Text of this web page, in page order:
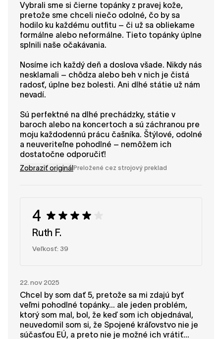
Vybrali sme si čierne topánky z pravej kože,
pretože sme chceli niečo odolné, čo by sa
hodilo ku každému outfitu – či už sa obliekame
formálne alebo neformálne. Tieto topánky úplne
splnili naše očakávania.
Nosíme ich každý deň a doslova všade. Nikdy nás
nesklamali – chôdza alebo beh v nich je čistá
radosť, úplne bez bolesti. Ani dlhé státie už nám
nevadí.
Sú perfektné na dlhé prechádzky, státie v
baroch alebo na koncertoch a sú záchranou pre
moju každodennú prácu čašníka. Štýlové, odolné
a neuveriteľne pohodlné – nemôžem ich
dostatočne odporučiť!
Zobraziť originál Preložené cez strojový preklad
4
Ruth F.
Veľkosť: 39
22. nov 2025
Chcel by som dať 5, pretože sa mi zdajú byť
veľmi pohodlné topánky... ale jeden problém,
ktorý som mal, bol, že keď som ich objednával,
neuvedomil som si, že Spojené kráľovstvo nie je
súčasťou EÚ, a preto nie je možné ich vrátiť...